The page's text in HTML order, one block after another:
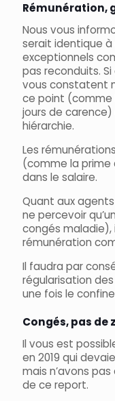
Rémunération,
Nous vous
serait identique à
exceptionnels
pas reconduits.
vous constatent
ce point (comme
jours de
hiérarchie.
Les
(comme la prime
dans le salaire.
Quant aux
ne percevoir
congés maladie),
rémunération
Il faudra par
régularisation
une fois le
Congés, pas de
Il vous est
en 2019 qui
mais n’avons
de ce report.